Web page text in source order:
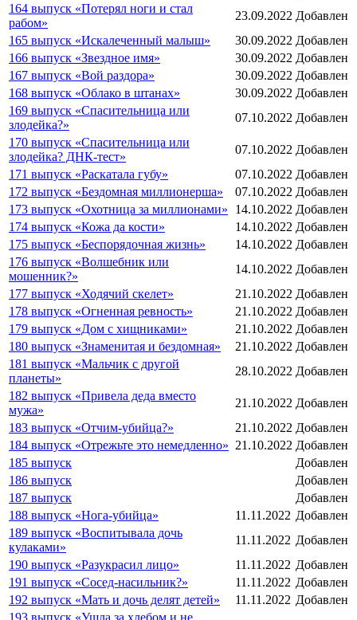
164 выпуск «Потерял ноги и стал
рабом»
23.09.2022 Добавлен
165 выпуск «Искалеченный малыш»
30.09.2022 Добавлен
166 выпуск «Звездное имя»
30.09.2022 Добавлен
167 выпуск «Вой раздора»
30.09.2022 Добавлен
168 выпуск «Облако в штанах»
30.09.2022 Добавлен
169 выпуск «Спасительница или
злодейка?»
07.10.2022 Добавлен
170 выпуск «Спасительница или
злодейка? ДНК-тест»
07.10.2022 Добавлен
171 выпуск «Раскатала губу»
07.10.2022 Добавлен
172 выпуск «Бездомная миллионерша»
07.10.2022 Добавлен
173 выпуск «Охотница за миллионами»
14.10.2022 Добавлен
174 выпуск «Кожа да кости»
14.10.2022 Добавлен
175 выпуск «Беспорядочная жизнь»
14.10.2022 Добавлен
176 выпуск «Волшебник или
мошенник?»
14.10.2022 Добавлен
177 выпуск «Ходячий скелет»
21.10.2022 Добавлен
178 выпуск «Огненная ревность»
21.10.2022 Добавлен
179 выпуск «Дом с хищниками»
21.10.2022 Добавлен
180 выпуск «Знаменитая и бездомная»
21.10.2022 Добавлен
181 выпуск «Мальчик с другой
планеты»
28.10.2022 Добавлен
182 выпуск «Привела деда вместо
мужа»
21.10.2022 Добавлен
183 выпуск «Отчим-убийца?»
21.10.2022 Добавлен
184 выпуск «Отрежьте это немедленно» 21.10.2022 Добавлен
185 выпуск
Добавлен
186 выпуск
Добавлен
187 выпуск
Добавлен
188 выпуск «Нога-убийца»
11.11.2022 Добавлен
189 выпуск «Воспитывала дочь
кулаками»
11.11.2022 Добавлен
190 выпуск «Разукрасил лицо»
11.11.2022 Добавлен
191 выпуск «Сосед-насильник?»
11.11.2022 Добавлен
192 выпуск «Мать и дочь делят детей»
11.11.2022 Добавлен
193 выпуск «Ушла за хлебом и не